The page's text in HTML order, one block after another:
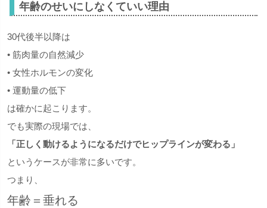
年齢のせいにしなくていい理由
30代後半以降は
• 筋肉量の自然減少
• 女性ホルモンの変化
• 運動量の低下
は確かに起こります。
でも実際の現場では、
「正しく動けるようになるだけでヒップラインが変わる」
というケースが非常に多いです。
つまり、
年齢＝垂れる